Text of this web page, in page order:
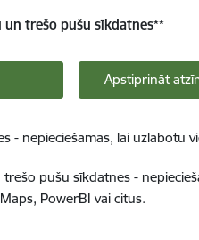
un trešo pušu sīkdatnes**
Apstiprināt
- nepieciešamas, lai uzlabotu
pušu sīkdatnes -
PowerBI vai citus.